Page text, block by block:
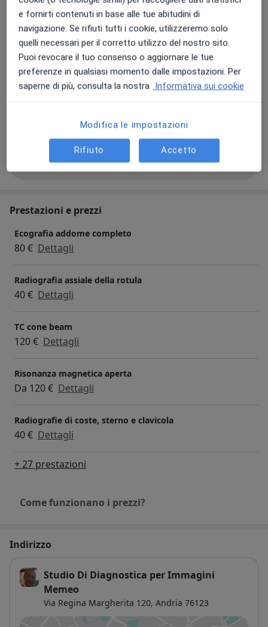
sovraortico e periferico, coronaro-TC e angio-TC atrio
destro); Radiologia Interventistica, Risonanza
Magnetica, in special modo nelle sue applicazioni
Osteoarticolari.
Principali patologie trattate
Dolore addominale
Frattura
Neoplasie della mammella
Dolore toracico
Osteoporosi
+40a11y_sr_more_diseases
Mostra dettagli
sull'esperienza
Prestazioni e prezzi
Ecografia addome completo
80 € Dettagli
Radiografia assiale della rotula
40 € Dettagli
TC cone beam
120 € Dettagli
Risonanza magnetica aperta
Da 120 € Dettagli
Radiografie di coste, sterno e clavicola
40 € Dettagli
+ 27 prestazioni
Come funzionano i prezzi?
Indirizzo
Studio Di Diagnostica per Immagini
Memeo
Via Regina Margherita 120, Andria 76123
e fornirti contenuti in base alle tue abitudini di
navigazione. Se rifiuti tutti i cookie, utilizzeremo solo
quelli necessari per il corretto utilizzo del nostro sito.
Puoi revocare il tuo consenso o aggiornare le tue
preferenze in qualsiasi momento dalle impostazioni. Per
saperne di più, consulta la nostra Informativa sui cookie
Modifica le impostazioni
Rifiuto Accetto